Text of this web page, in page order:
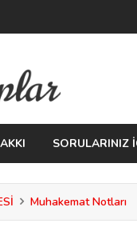
SORULARINIZ
Muhakemat Notları